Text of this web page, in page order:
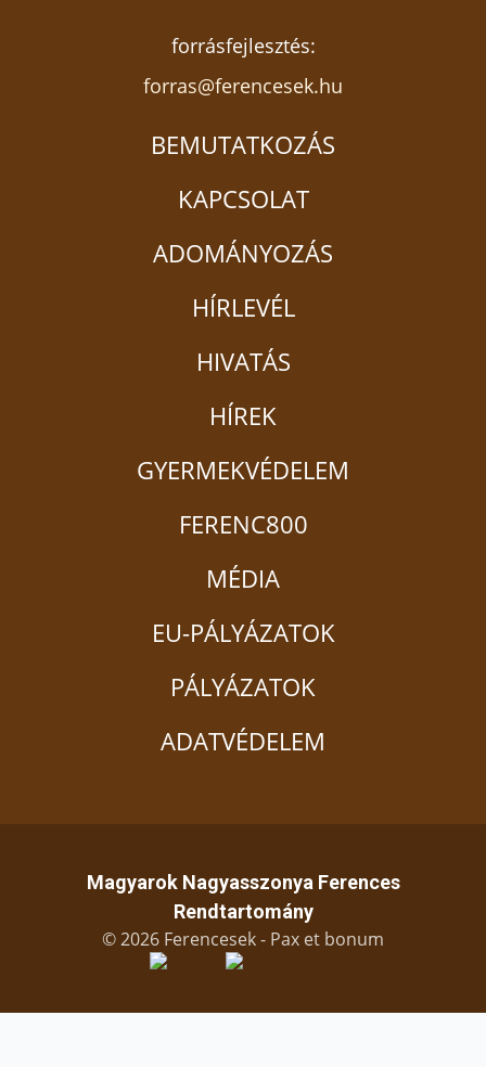
forrásfejlesztés:
forras@ferencesek.hu
BEMUTATKOZÁS
KAPCSOLAT
ADOMÁNYOZÁS
HÍRLEVÉL
HIVATÁS
HÍREK
GYERMEKVÉDELEM
FERENC800
MÉDIA
EU-PÁLYÁZATOK
PÁLYÁZATOK
ADATVÉDELEM
Magyarok Nagyasszonya Ferences
Rendtartomány
© 2026 Ferencesek - Pax et bonum